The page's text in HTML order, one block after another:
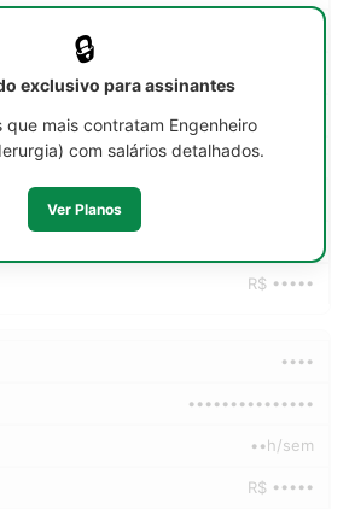
R$ •••••
R$ •••••
••••
•••••••••••••••
••h/sem
R$ •••••
🔒
exclusivo para assinantes
que mais contratam Engenheiro
com salários detalhados.
Ver Planos